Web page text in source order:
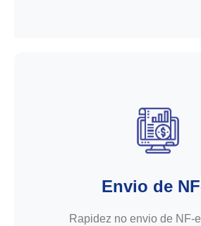
Envio de
Rapidez no envio de NF-